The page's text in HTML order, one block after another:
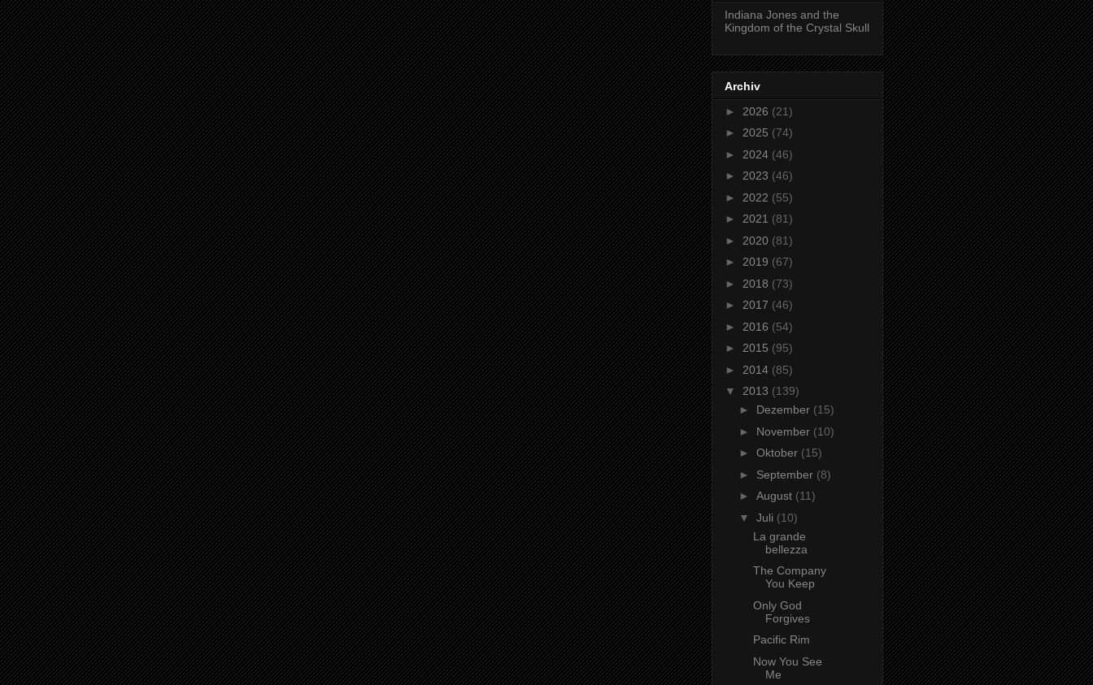
Indiana Jones and the
Kingdom of the Crystal Skull
Archiv
► 2026 (21)
► 2025 (74)
► 2024 (46)
► 2023 (46)
► 2022 (55)
► 2021 (81)
► 2020 (81)
► 2019 (67)
► 2018 (73)
► 2017 (46)
► 2016 (54)
► 2015 (95)
► 2014 (85)
▼ 2013 (139)
► Dezember (15)
► November (10)
► Oktober (15)
► September (8)
► August (11)
▼ Juli (10)
La grande
bellezza
The Company
You Keep
Only God
Forgives
Pacific Rim
Now You See
Me